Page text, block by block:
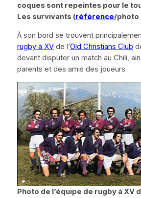
coques sont repeintes pour le
Les survivants (référence/photo
À son bord se trouvent
rugby à XVde l’Old Christians Club
devant disputer un match au Chili,
parents et des amis des joueurs.
Photo de l’équipe de rugby à XV